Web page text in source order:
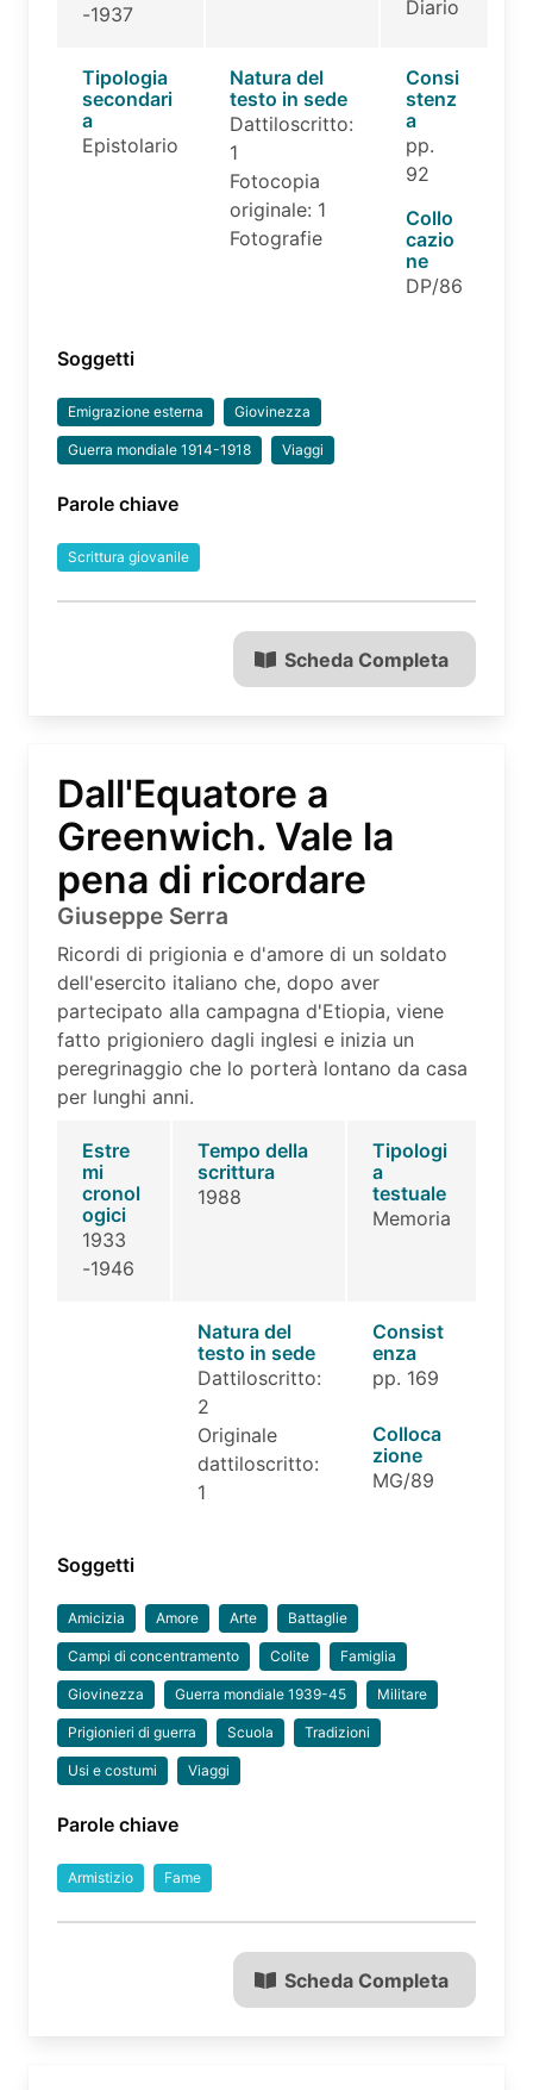
-1937 Diario
Tipologia
secondari
a
Epistolario
Natura del
testo in sede
Dattiloscritto:
1
Fotocopia
originale: 1
Fotografie
Consi
stenz
a
pp.
92
Collo
cazio
ne
DP/86
Soggetti
Emigrazione esterna Giovinezza
Guerra mondiale 1914-1918 Viaggi
Parole chiave
Scrittura giovanile
Scheda Completa
Dall'Equatore a
Greenwich. Vale la
pena di ricordare
Giuseppe Serra
Ricordi di prigionia e d'amore di un soldato
dell'esercito italiano che, dopo aver
partecipato alla campagna d'Etiopia, viene
fatto prigioniero dagli inglesi e inizia un
peregrinaggio che lo porterà lontano da casa
per lunghi anni.
Estre
mi
cronol
ogici
1933
-1946
Tempo della
scrittura
1988
Tipologi
a
testuale
Memoria
Natura del
testo in sede
Dattiloscritto:
2
Originale
dattiloscritto:
1
Consist
enza
pp. 169
Colloca
zione
MG/89
Soggetti
Amicizia Amore Arte Battaglie
Campi di concentramento Colite Famiglia
Giovinezza Guerra mondiale 1939-45 Militare
Prigionieri di guerra Scuola Tradizioni
Usi e costumi Viaggi
Parole chiave
Armistizio Fame
Scheda Completa